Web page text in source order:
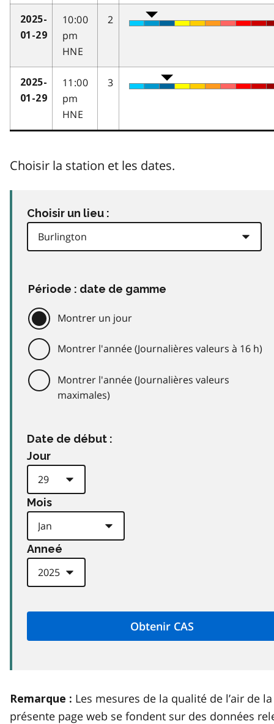
2025-
01-29
10:00
pm
HNE
2
2025-
01-29
11:00
pm
HNE
3
Choisir la station et les dates.
Choisir un lieu :
Période : date de gamme
Montrer un jour
Montrer l'année (Journalières valeurs à 16 h)
Montrer l'année (Journalières valeurs
maximales)
Date de début :
Jour
Mois
Anneé
Remarque : Les mesures de la qualité de l’air de la
présente page web se fondent sur des données